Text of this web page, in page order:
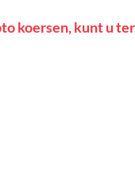
koersen, kunt u